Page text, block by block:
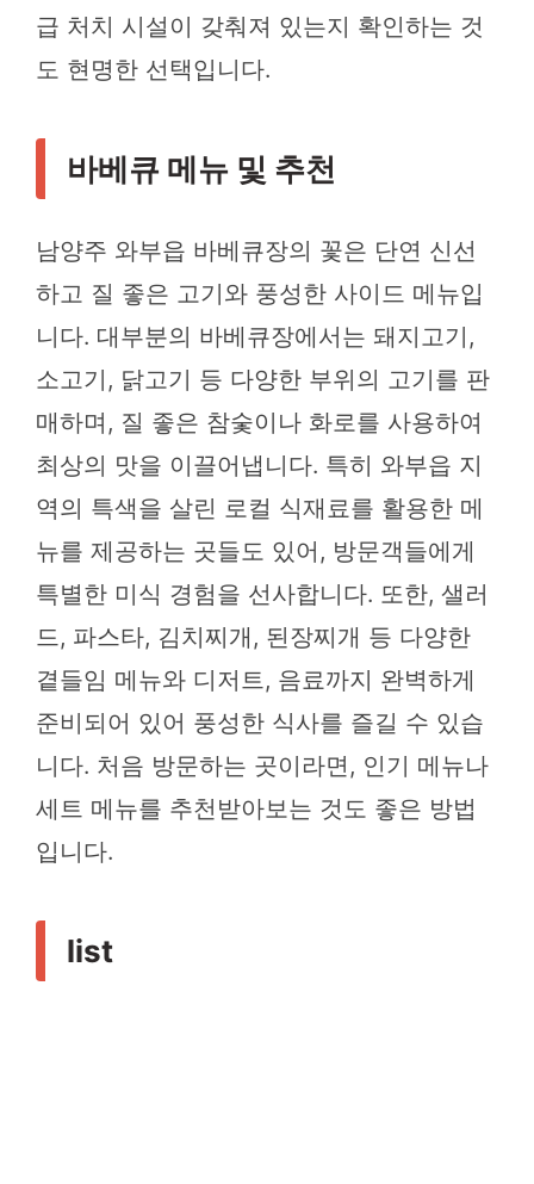
급 처치 시설이 갖춰져 있는지 확인하는 것
도 현명한 선택입니다.
바베큐 메뉴 및 추천
남양주 와부읍 바베큐장의 꽃은 단연 신선
하고 질 좋은 고기와 풍성한 사이드 메뉴입
니다. 대부분의 바베큐장에서는 돼지고기,
소고기, 닭고기 등 다양한 부위의 고기를 판
매하며, 질 좋은 참숯이나 화로를 사용하여
최상의 맛을 이끌어냅니다. 특히 와부읍 지
역의 특색을 살린 로컬 식재료를 활용한 메
뉴를 제공하는 곳들도 있어, 방문객들에게
특별한 미식 경험을 선사합니다. 또한, 샐러
드, 파스타, 김치찌개, 된장찌개 등 다양한
곁들임 메뉴와 디저트, 음료까지 완벽하게
준비되어 있어 풍성한 식사를 즐길 수 있습
니다. 처음 방문하는 곳이라면, 인기 메뉴나
세트 메뉴를 추천받아보는 것도 좋은 방법
입니다.
list